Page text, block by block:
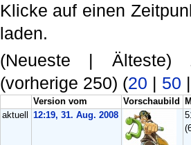
Klicke auf einen
laden.
(Neueste | Älteste)
(vorherige 250) (20 | 50
Version vom Vorschaubild
aktuell
12:19, 31. Aug. 2008